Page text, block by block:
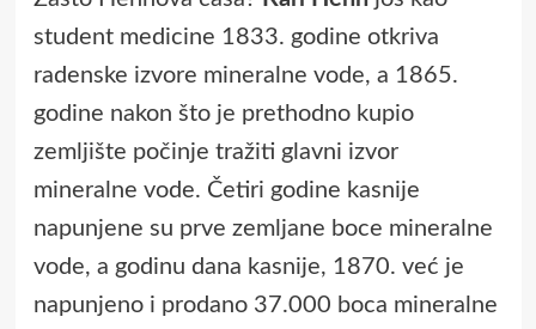
student medicine 1833. godine otkriva
radenske izvore mineralne vode, a 1865.
godine nakon što je prethodno kupio
zemljište počinje tražiti glavni izvor
mineralne vode. Četiri godine kasnije
napunjene su prve zemljane boce mineralne
vode, a godinu dana kasnije, 1870. već je
napunjeno i prodano 37.000 boca mineralne